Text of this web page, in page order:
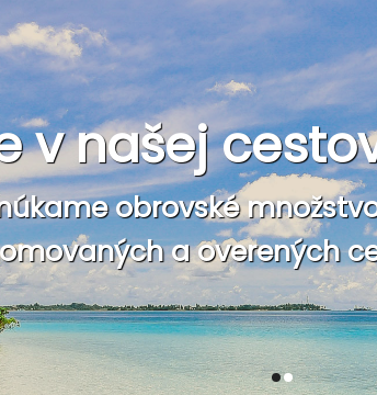
v našej
obrovské
a overených
1 2